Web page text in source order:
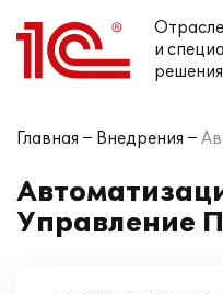
и
решения
Главная Внедрения
Управление